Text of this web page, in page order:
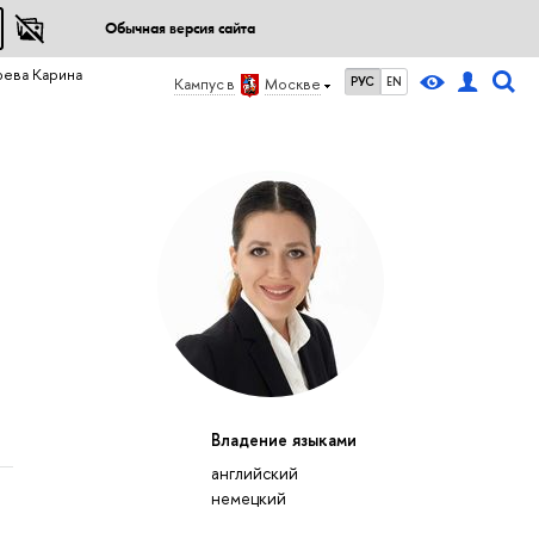
Обычная версия сайта
Кампус в Москве РУС EN
Карина
Владение языками
английский
немецкий